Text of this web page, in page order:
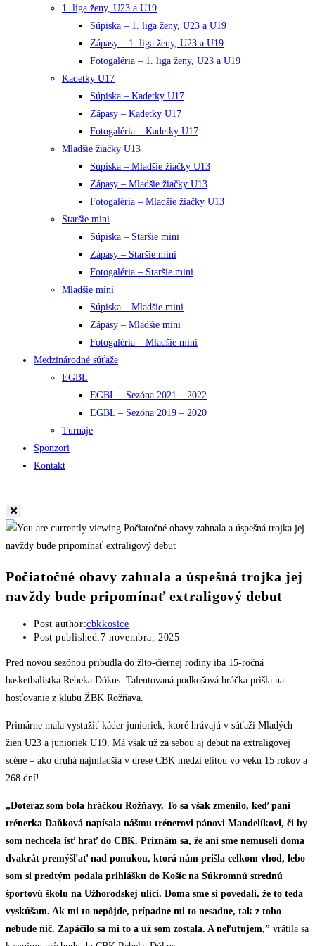
1. liga ženy, U23 a U19
Súpiska – 1. liga ženy, U23 a U19
Zápasy – 1. liga ženy, U23 a U19
Fotogaléria – 1. liga ženy, U23 a U19
Kadetky U17
Súpiska – Kadetky U17
Zápasy – Kadetky U17
Fotogaléria – Kadetky U17
Mladšie žiačky U13
Súpiska – Mladšie žiačky U13
Zápasy – Mladšie žiačky U13
Fotogaléria – Mladšie žiačky U13
Staršie mini
Súpiska – Staršie mini
Zápasy – Staršie mini
Fotogaléria – Staršie mini
Mladšie mini
Súpiska – Mladšie mini
Zápasy – Mladšie mini
Fotogaléria – Mladšie mini
Medzinárodné súťaže
EGBL
EGBL – Sezóna 2021 – 2022
EGBL – Sezóna 2019 – 2020
Turnaje
Sponzori
Kontakt
Počiatočné obavy zahnala a úspešná trojka jej
navždy bude pripomínať extraligový debut
Post author:cbkkosice
Post published: 7 novembra, 2025
Pred novou sezónou pribudla do žlto-čiernej rodiny iba 15-ročná
basketbalistka Rebeka Dókus. Talentovaná podkošová hráčka prišla na
hosťovanie z klubu ŽBK Rožňava.
Primárne mala vystužiť káder junioriek, ktoré hrávajú v súťaži Mladých
žien U23 a junioriek U19. Má však už za sebou aj debut na extraligovej
scéne – ako druhá najmladšia v drese CBK medzi elitou vo veku 15 rokov a
268 dní!
„Doteraz som bola hráčkou Rožňavy. To sa však zmenilo, keď pani
trénerka Daňková napísala nášmu trénerovi pánovi Mandelíkovi, či by
som nechcela ísť hrať do CBK. Priznám sa, že ani sme nemuseli doma
dvakrát premýšľať nad ponukou, ktorá nám prišla celkom vhod, lebo
som si predtým podala prihlášku do Košíc na Súkromnú strednú
športovú školu na Užhorodskej ulici. Doma sme si povedali, že to teda
vyskúšam. Ak mi to nepôjde, prípadne mi to nesadne, tak z toho
nebude nič. Zapáčilo sa mi to a už som zostala. A neľutujem,” vrátila sa